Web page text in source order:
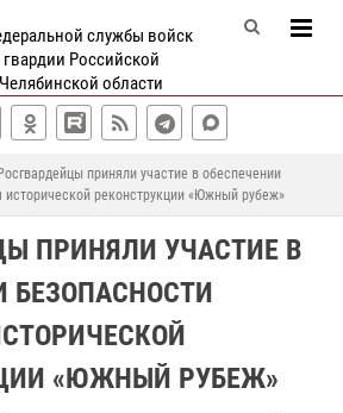
службы войск
Российской
области
Росгвардейцы приняли участие в обеспечении
исторической реконструкции «Южный рубеж»
ПРИНЯЛИ УЧАСТИЕ В
БЕЗОПАСНОСТИ
«ЮЖНЫЙ РУБЕЖ»